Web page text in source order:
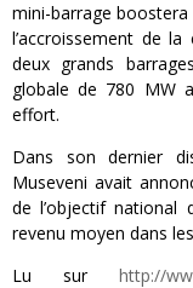
mini-barrage
l’accroissement de
deux grands
globale de 780 MW
effort.
Dans son dernier
Museveni avait
de l’objectif national
revenu moyen dans
Lu sur
http://